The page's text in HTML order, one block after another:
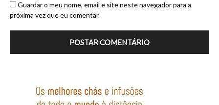
Guardar o meu nome, email e site neste navegador para a
próxima vez que eu comentar.